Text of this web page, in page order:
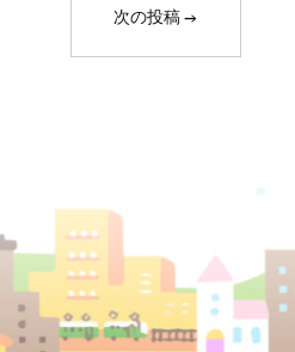
次の投稿→